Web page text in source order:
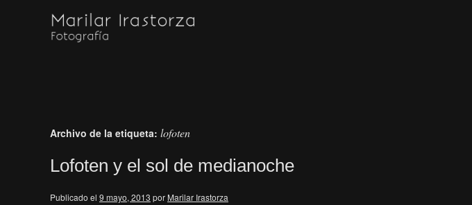
Archivo de la etiqueta: lofoten
Lofoten y el sol de medianoche
Publicado el 9 mayo, 2013 por Marilar Irastorza